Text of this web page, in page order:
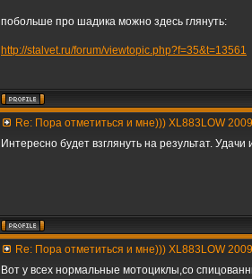
побольше про шадика можно здесь глянуть:
http://stalvet.ru/forum/viewtopic.php?f=35&t=13561
Re: Пора отметиться и мне))) XL883LOW 2009
Интересно будет взглянуть на результат. Удачи
Re: Пора отметиться и мне))) XL883LOW 2009
Вот у всех нормальные мотоциклы,со